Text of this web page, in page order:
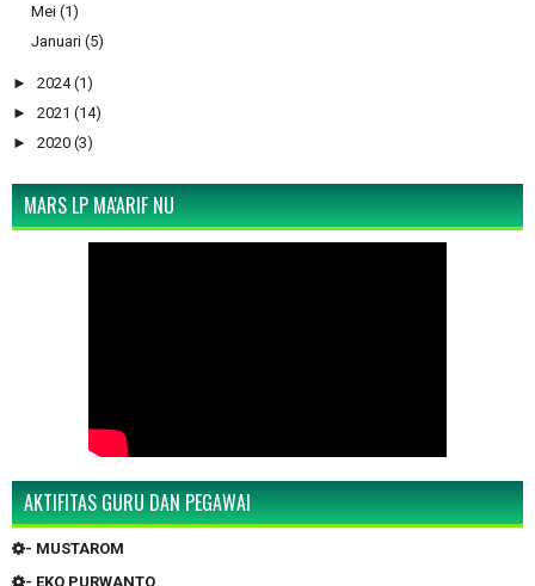
Mei (1)
Januari (5)
► 2024 (1)
► 2021 (14)
► 2020 (3)
MARS LP MA'ARIF NU
AKTIFITAS GURU DAN PEGAWAI
- MUSTAROM
- EKO PURWANTO